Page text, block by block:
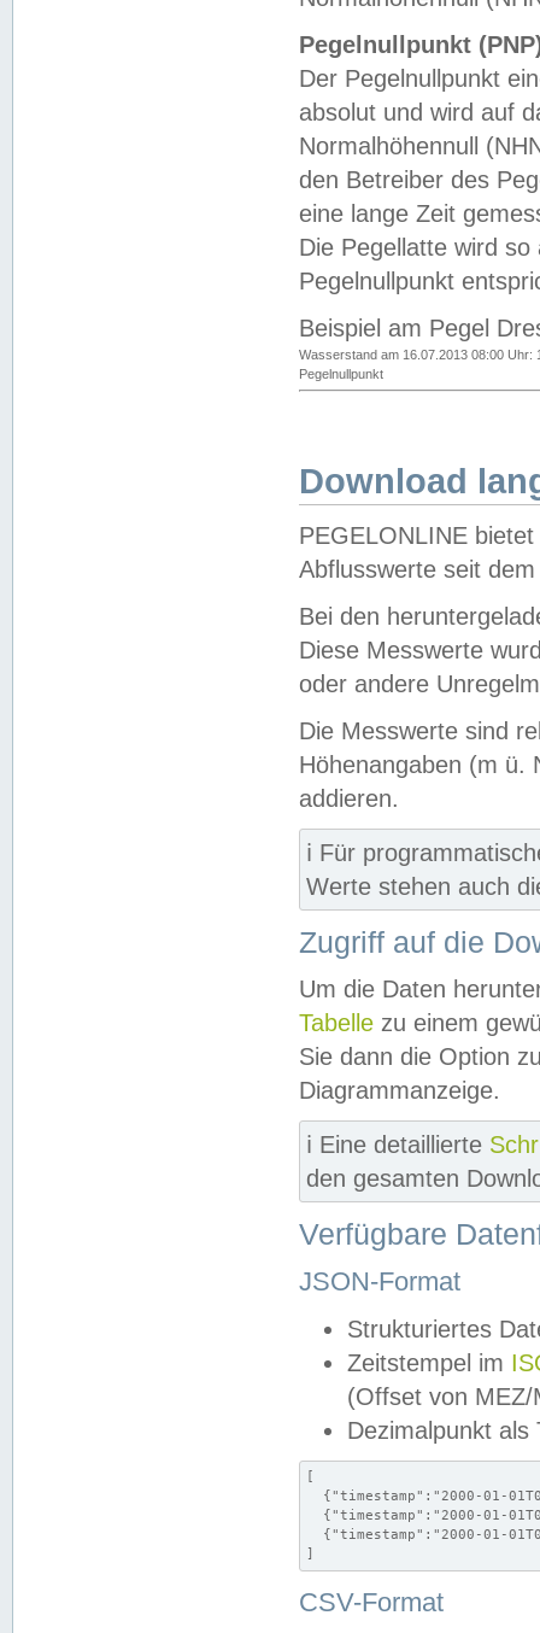
Pegelnullpunkt
Der Pegelnullpunkt
absolut und wird auf
Normalhöhennull
den Betreiber des
eine lange Zeit
Die Pegellatte wird
Pegelnullpunkt
Beispiel am Pegel
Wasserstand am 16.07.2013 08:00 Uhr:
Pegelnullpunkt
Download
PEGELONLINE
Abflusswerte seit
Bei den
Diese Messwerte
oder andere
Die Messwerte sind
Höhenangaben (m ü.
addieren.
ℹ️ Für
Werte stehen auch
Zugriff auf die
Um die Daten
Tabelle zu einem
Sie dann die Option
Diagrammanzeige.
ℹ️ Eine detaillierte
den gesamten
Verfügbare
JSON-Format
Strukturiertes
Zeitstempel im
(Offset von MEZ/
Dezimalpunkt als
[
{"timestamp":"2000-01-
{"timestamp":"2000-01-
{"timestamp":"2000-01-
]
CSV-Format